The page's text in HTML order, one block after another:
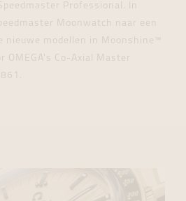
Professional. In
Moonwatch naar een
nieuwe modellen in Moonshine™
OMEGA's Co-Axial Master